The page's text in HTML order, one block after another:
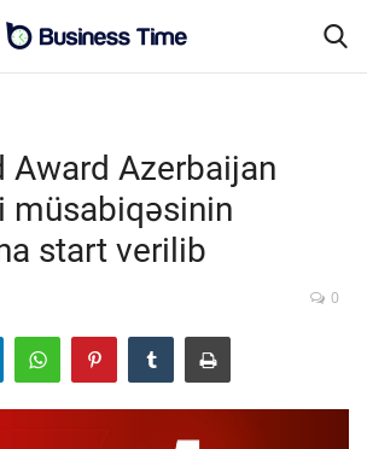
Award Azerbaijan
müsabiqəsinin
start verilib
0